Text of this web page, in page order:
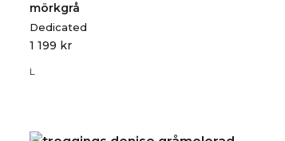
mörkgrå
Dedicated
1 199 kr
L